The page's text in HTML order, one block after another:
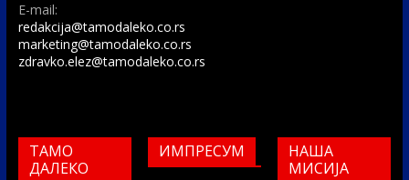
E-mail:
redakcija@tamodaleko.co.rs
marketing@tamodaleko.co.rs
zdravko.elez@tamodaleko.co.rs
ТАМО
ДАЛЕКО
ИМПРЕСУМ
НАША
МИСИЈА